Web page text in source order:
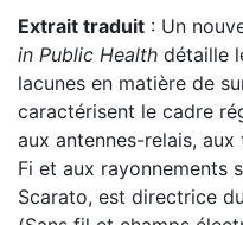
Extrait traduit : Un
in Public Health détaille
lacunes en matière de
caractérisent le cadre
aux antennes-relais,
Fi et aux rayonnements
Scarato, est directrice